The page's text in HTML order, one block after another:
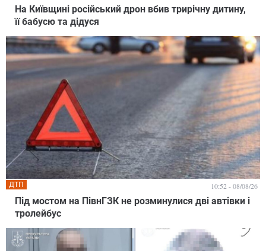
На Київщині російський дрон вбив трирічну дитину,
її бабусю та дідуся
Під мостом на ПівнГЗК не розминулися дві автівки і
тролейбус
ДТП 10:52 - 08/08/26